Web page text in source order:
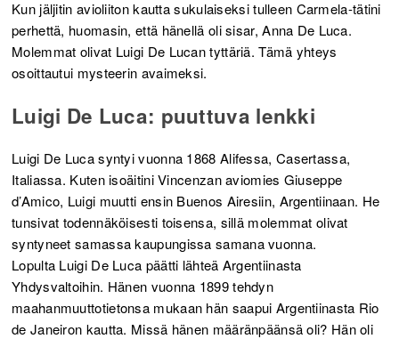
Kun jäljitin avioliiton kautta sukulaiseksi tulleen Carmela-tätini
perhettä, huomasin, että hänellä oli sisar, Anna De Luca.
Molemmat olivat Luigi De Lucan tyttäriä. Tämä yhteys
osoittautui mysteerin avaimeksi.
Luigi De Luca: puuttuva lenkki
Luigi De Luca syntyi vuonna 1868 Alifessa, Casertassa,
Italiassa. Kuten isoäitini Vincenzan aviomies Giuseppe
d’Amico, Luigi muutti ensin Buenos Airesiin, Argentiinaan. He
tunsivat todennäköisesti toisensa, sillä molemmat olivat
syntyneet samassa kaupungissa samana vuonna.
Lopulta Luigi De Luca päätti lähteä Argentiinasta
Yhdysvaltoihin. Hänen vuonna 1899 tehdyn
maahanmuuttotietonsa mukaan hän saapui Argentiinasta Rio
de Janeiron kautta. Missä hänen määränpäänsä oli? Hän oli